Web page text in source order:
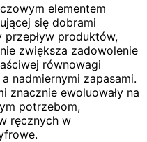
elementem
się dobrami
produktów,
zwiększa zadowolenie
równowagi
nadmiernymi zapasami.
znacznie ewoluowały na
potrzebom,
ręcznych w